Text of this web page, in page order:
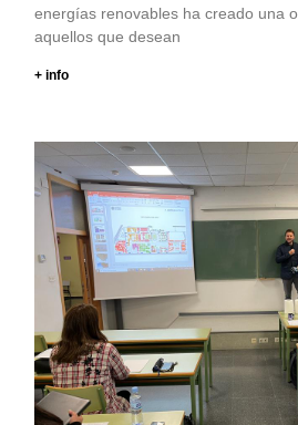
energías renovables ha creado una
aquellos que desean
+ info